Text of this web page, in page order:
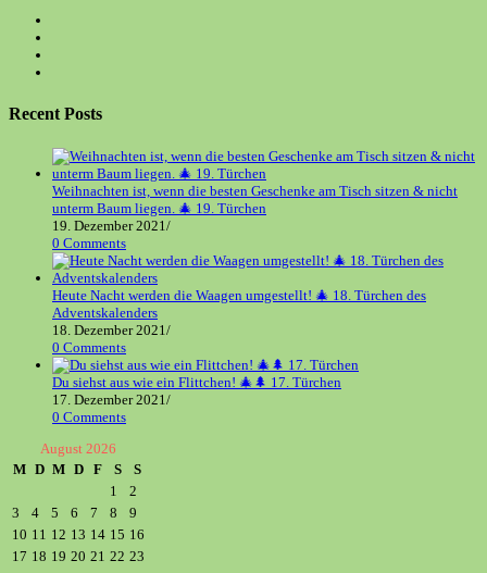
tab
new
tab
a
new
Recent Posts
Weihnachten ist, wenn die besten Geschenke am Tisch sitzen & nicht
unterm Baum liegen. 🎄 19. Türchen
19. Dezember 2021 /
0 Comments
Heute Nacht werden die Waagen umgestellt! 🎄 18. Türchen des
Adventskalenders
18. Dezember 2021 /
0 Comments
Du siehst aus wie ein Flittchen! 🎄🌲 17. Türchen
17. Dezember 2021 /
0 Comments
August 2026
M D M D F S
S
1
2
3
4 5 6 7 8
9
10 11 12 13 14 15 16
17 18 19 20 21 22 23